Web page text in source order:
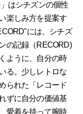
はシチズンの個性
楽しみ⽅を提案す
には、シチズ
の記録（RECORD)
ように、⾃分の時
る。少しレトロな
られた「レコード
ずに⾃分の価値基
愛着を持って腕時